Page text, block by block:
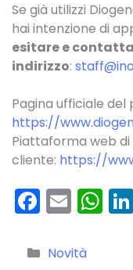
Se già utilizzi
hai intenzione di
esitare e
indirizzo:
Pagina ufficiale del
https://
Piattaforma web di
cliente: https://
F
c
E
ai
W
Categorie
Novità